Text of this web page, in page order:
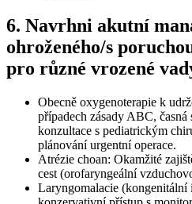
6. Navrhni akutní
ohroženého/s
pro různé vrozené
Obecně oxygenoterapie k
případech zásady ABC,
konzultace s pediatrickým
plánování urgentní operace.
Atrézie choan: Okamžité
cest (orofaryngeální
Laryngomalacie